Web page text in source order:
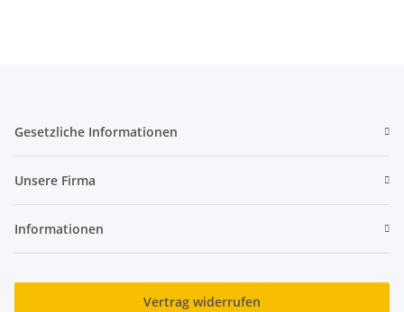
Gesetzliche Informationen
Unsere Firma
Informationen
Vertrag widerrufen